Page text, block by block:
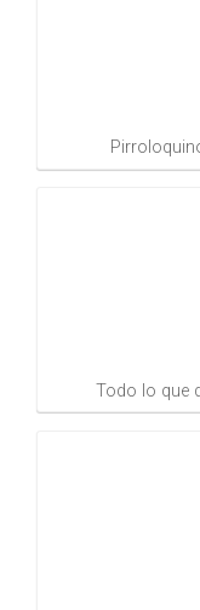
Todo lo que